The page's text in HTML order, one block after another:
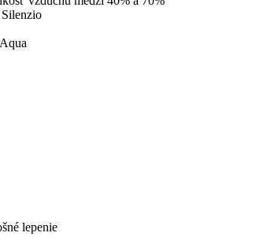
lepenie